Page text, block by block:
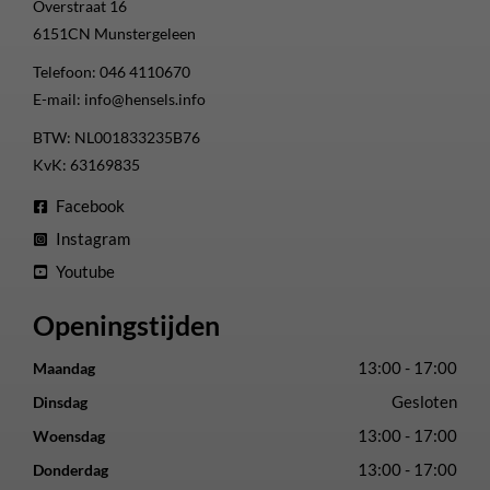
Overstraat 16
6151CN Munstergeleen
Telefoon: 046 4110670
E-mail: info@hensels.info
BTW: NL001833235B76
KvK: 63169835
Facebook
Instagram
Youtube
Openingstijden
Maandag 13:00 - 17:00
Dinsdag Gesloten
Woensdag 13:00 - 17:00
Donderdag 13:00 - 17:00